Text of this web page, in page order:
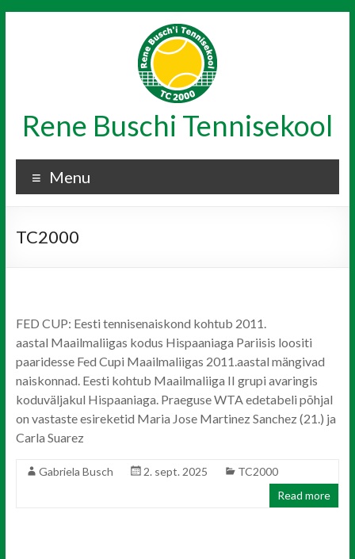
Rene Buschi Tennisekool
Menu
TC2000
FED CUP: Eesti tennisenaiskond kohtub 2011.
aastal Maailmaliigas kodus Hispaaniaga Pariisis loositi
paaridesse Fed Cupi Maailmaliigas 2011.aastal mängivad
naiskonnad. Eesti kohtub Maailmaliiga II grupi avaringis
koduväljakul Hispaaniaga. Praeguse WTA edetabeli põhjal
on vastaste esireketid Maria Jose Martinez Sanchez (21.) ja
Carla Suarez
Gabriela Busch 2. sept. 2025
TC2000
Read more